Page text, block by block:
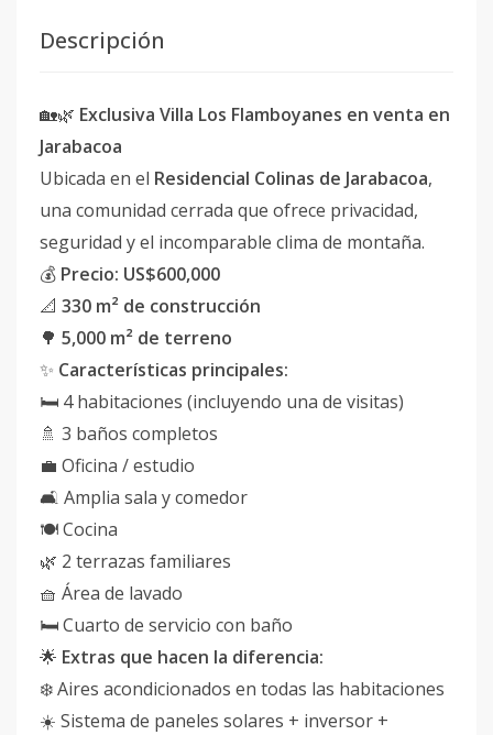
Descripción
🏡🌿 Exclusiva Villa Los Flamboyanes en venta en
Jarabacoa
Ubicada en el Residencial Colinas de Jarabacoa,
una comunidad cerrada que ofrece privacidad,
seguridad y el incomparable clima de montaña.
💰 Precio: US$600,000
📐 330 m² de construcción
🌳 5,000 m² de terreno
✨ Características principales:
🛏️ 4 habitaciones (incluyendo una de visitas)
🚿 3 baños completos
💼 Oficina / estudio
🛋️ Amplia sala y comedor
🍽️ Cocina
🌿 2 terrazas familiares
🧺 Área de lavado
🛏️ Cuarto de servicio con baño
🌟 Extras que hacen la diferencia:
❄️ Aires acondicionados en todas las habitaciones
☀️ Sistema de paneles solares + inversor +